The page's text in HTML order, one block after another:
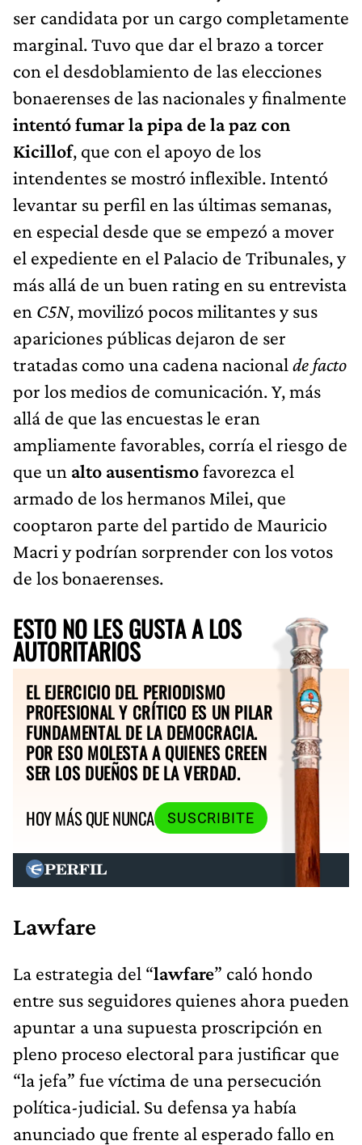
ser candidata por un cargo completamente
marginal. Tuvo que dar el brazo a torcer
con el desdoblamiento de las elecciones
bonaerenses de las nacionales y finalmente
intentó fumar la pipa de la paz con
Kicillof, que con el apoyo de los
intendentes se mostró inflexible. Intentó
levantar su perfil en las últimas semanas,
en especial desde que se empezó a mover
el expediente en el Palacio de Tribunales, y
más allá de un buen rating en su entrevista
en C5N, movilizó pocos militantes y sus
apariciones públicas dejaron de ser
tratadas como una cadena nacional de facto
por los medios de comunicación. Y, más
allá de que las encuestas le eran
ampliamente favorables, corría el riesgo de
que un alto ausentismofavorezca el
armado de los hermanos Milei, que
cooptaron parte del partido de Mauricio
Macri y podrían sorprender con los votos
de los bonaerenses.
ESTO NO LES GUSTA A LOS
AUTORITARIOS
EL EJERCICIO DEL PERIODISMO
PROFESIONAL Y CRÍTICO ES UN PILAR
FUNDAMENTAL DE LA DEMOCRACIA.
POR ESO MOLESTA A QUIENES CREEN
SER LOS DUEÑOS DE LA VERDAD.
HOY MÁS QUE NUNCA
SUSCRIBITE
Lawfare
La estrategia del “lawfare” caló hondo
entre sus seguidores quienes ahora pueden
apuntar a una supuesta proscripción en
pleno proceso electoral para justificar que
“la jefa” fue víctima de una persecución
política-judicial. Su defensa ya había
anunciado que frente al esperado fallo en